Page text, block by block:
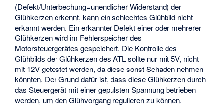
(Defekt/Unterbechung=unendlicher Widerstand) der
Glühkerzen erkennt, kann ein schlechtes Glühbild nicht
erkannt werden. Ein erkannter Defekt einer oder mehrerer
Glühkerzen wird im Fehlerspeicher des
Motorsteuergerätes gespeichert. Die Kontrolle des
Glühbilds der Glühkerzen des ATL sollte nur mit 5V, nicht
mit 12V getestet werden, da diese sonst Schaden nehmen
könnten. Der Grund dafür ist, dass diese Glühkerzen durch
das Steuergerät mit einer gepulsten Spannung betrieben
werden, um den Glühvorgang regulieren zu können.